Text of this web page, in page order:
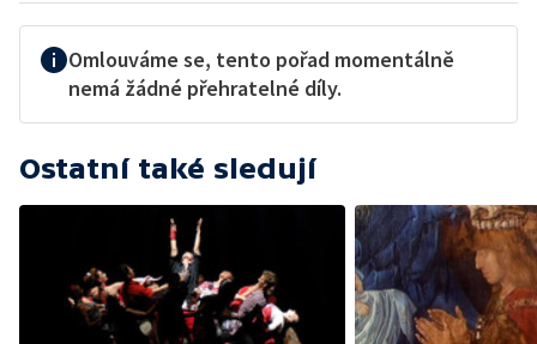
Omlouváme se, tento pořad momentálně
nemá žádné přehratelné díly.
Ostatní také sledují